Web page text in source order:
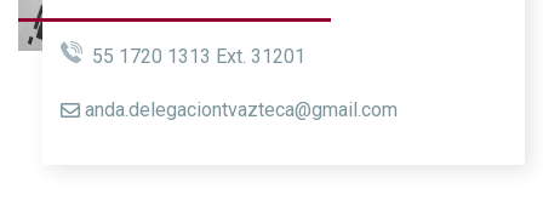
55 1720 1313 Ext. 31201
anda.delegaciontvazteca@gmail.com